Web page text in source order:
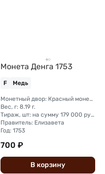
Монета Денга 1753
F Медь
Монетный двор: Красный монетный двор (Москва)
Вес, г: 8.19 г.
Тираж, шт: на сумму 179 000 рублей
Правитель: Елизавета
Год: 1753
700 ₽
В корзину